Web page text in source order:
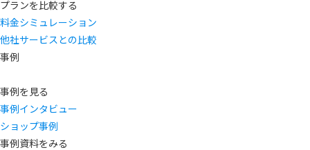
プランを比較する
料金シミュレーション
他社サービスとの比較
事例
事例を見る
事例インタビュー
ショップ事例
事例資料をみる